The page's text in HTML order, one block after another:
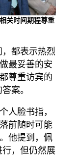
关时间期程尊重
都表示热烈
最妥善的安
尊重访宾的
案。
人脸书指，
前随时可能
他提到，佩
，但仍然展